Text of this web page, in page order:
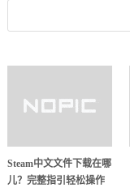
Steam中文文件下载在哪
儿？完整指引轻松操作